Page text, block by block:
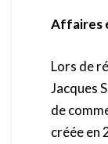
Affaires
Lors de
Jacques
de
créée en